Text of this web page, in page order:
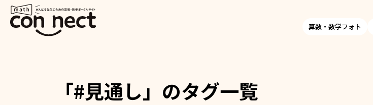
算数・数学フォト
「#見通し」のタグ一覧